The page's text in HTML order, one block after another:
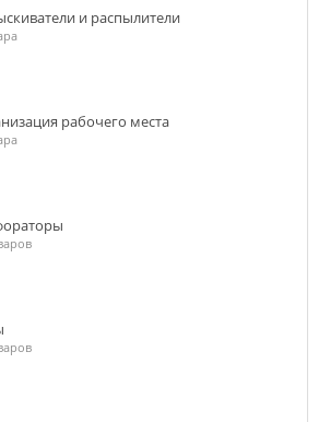
и распылители
рабочего места